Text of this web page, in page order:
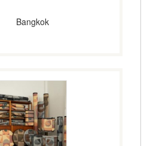
Bangkok